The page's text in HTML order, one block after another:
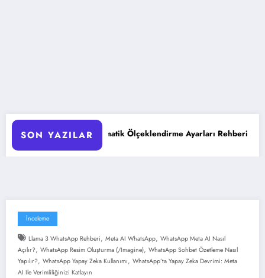
SON YAZILAR
Otomatik Ölçeklendirme Ayarları Rehberi Google
İnceleme
Llama 3 WhatsApp Rehberi, Meta AI WhatsApp, WhatsApp Meta AI Nasıl
Açılır?, WhatsApp Resim Oluşturma (/imagine), WhatsApp Sohbet Özetleme Nasıl
Yapılır?, WhatsApp Yapay Zeka Kullanımı, WhatsApp’ta Yapay Zeka Devrimi: Meta
AI Ile Verimliliğinizi Katlayın